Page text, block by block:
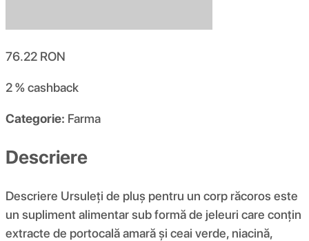
76.22 RON
2 %cashback
Categorie: Farma
Descriere
Descriere Ursuleți de pluș pentru un corp răcoros este
un supliment alimentar sub formă de jeleuri care conțin
extracte de portocală amară și ceai verde, niacină,